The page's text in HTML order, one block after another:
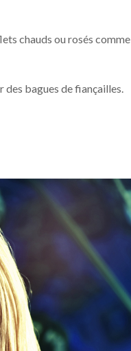
chauds ou rosés comme
des bagues de fiançailles.